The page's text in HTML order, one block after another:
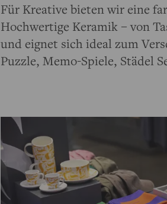
Für Kreative bieten wir eine
Hochwertige Keramik – von
und eignet sich ideal zum
Puzzle, Memo-Spiele, Städel